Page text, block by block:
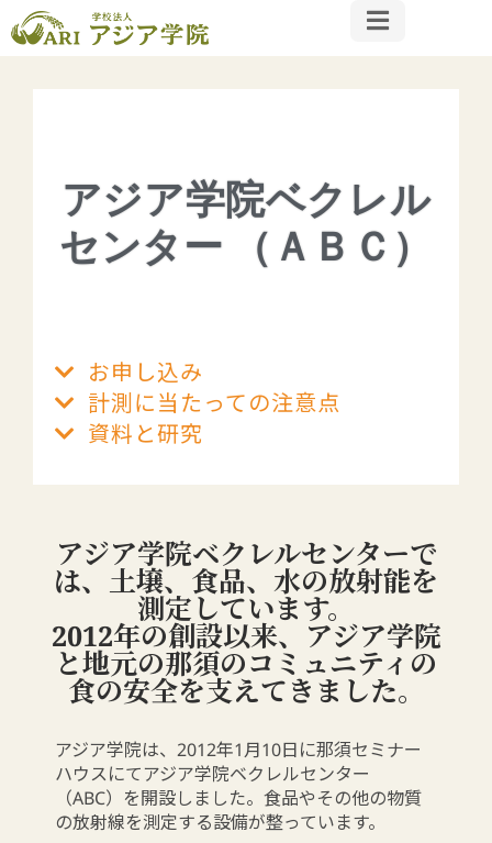
アジア学院ベクレル
センター （ＡＢＣ）
お申し込み
計測に当たっての注意点​
資料と研究
アジア学院ベクレルセンターで
は、土壌、食品、水の放射能を
測定しています。
2012年の創設以来、アジア学院
と地元の那須のコミュニティの
食の安全を支えてきました。
アジア学院は、2012年1月10日に那須セミナー
ハウスにてアジア学院ベクレルセンター
（ABC）を開設しました。食品やその他の物質
の放射線を測定する設備が整っています。